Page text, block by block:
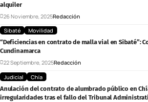
alquiler
26 Noviembre, 2025Redacción
Sibaté
Movilidad
“Deficiencias en contrato de malla vial en Sibaté”:
Cundinamarca
22 Septiembre, 2025Redacción
Judicial
Chía
Anulación del contrato de alumbrado público en
irregularidades tras el fallo del Tribunal